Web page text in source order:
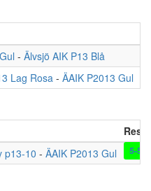
- Älvsjö AIK P13 Blå
Lag Rosa - ÄAIK P2013 Gul
p13-10 - ÄAIK P2013 Gul 5-5